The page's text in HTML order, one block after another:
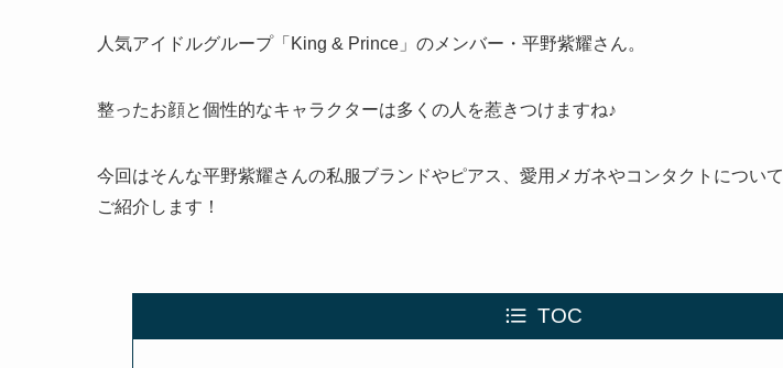
人気アイドルグループ「King & Prince」のメンバー・平野紫耀さん。
整ったお顔と個性的なキャラクターは多くの人を惹きつけますね♪
今回はそんな平野紫耀さんの私服ブランドやピアス、愛用メガネやコンタクトについて
ご紹介します！
TOC